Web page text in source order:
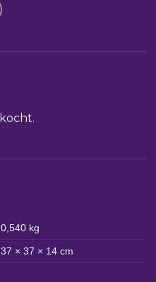
0,540 kg
37 × 37 × 14 cm